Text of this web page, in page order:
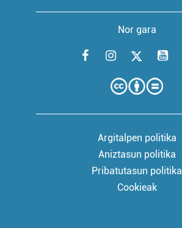
Nor gara
Argitalpen politika
Aniztasun politika
Pribatutasun politika
Cookieak